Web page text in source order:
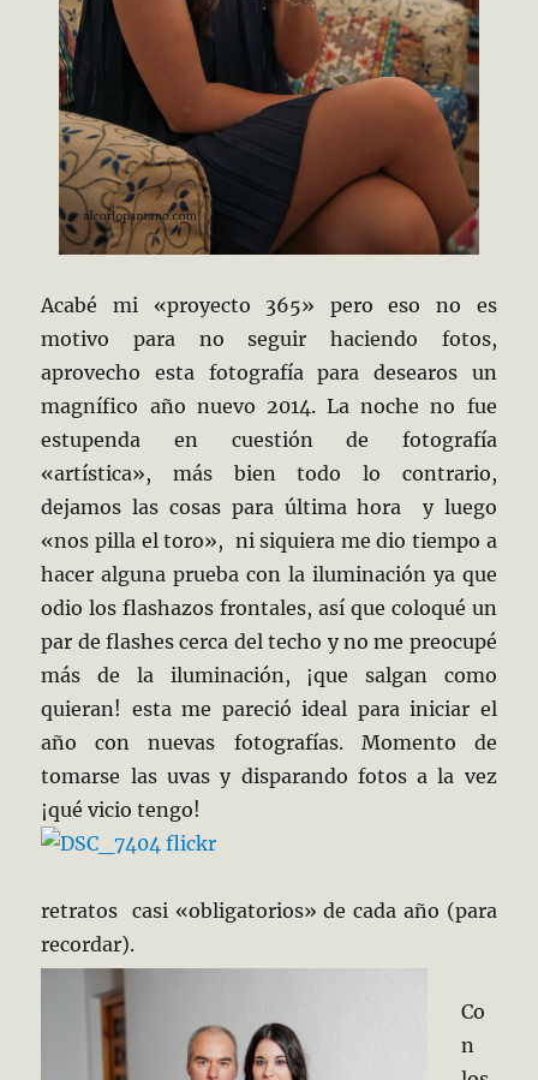
Acabé mi «proyecto 365» pero eso no es
motivo para no seguir haciendo fotos,
aprovecho esta fotografía para desearos un
magnífico año nuevo 2014. La noche no fue
estupenda en cuestión de fotografía
«artística», más bien todo lo contrario,
dejamos las cosas para última hora y luego
«nos pilla el toro», ni siquiera me dio tiempo a
hacer alguna prueba con la iluminación ya que
odio los flashazos frontales, así que coloqué un
par de flashes cerca del techo y no me preocupé
más de la iluminación, ¡que salgan como
quieran! esta me pareció ideal para iniciar el
año con nuevas fotografías. Momento de
tomarse las uvas y disparando fotos a la vez
¡qué vicio tengo!
retratos casi «obligatorios» de cada año (para
recordar).
Co
n